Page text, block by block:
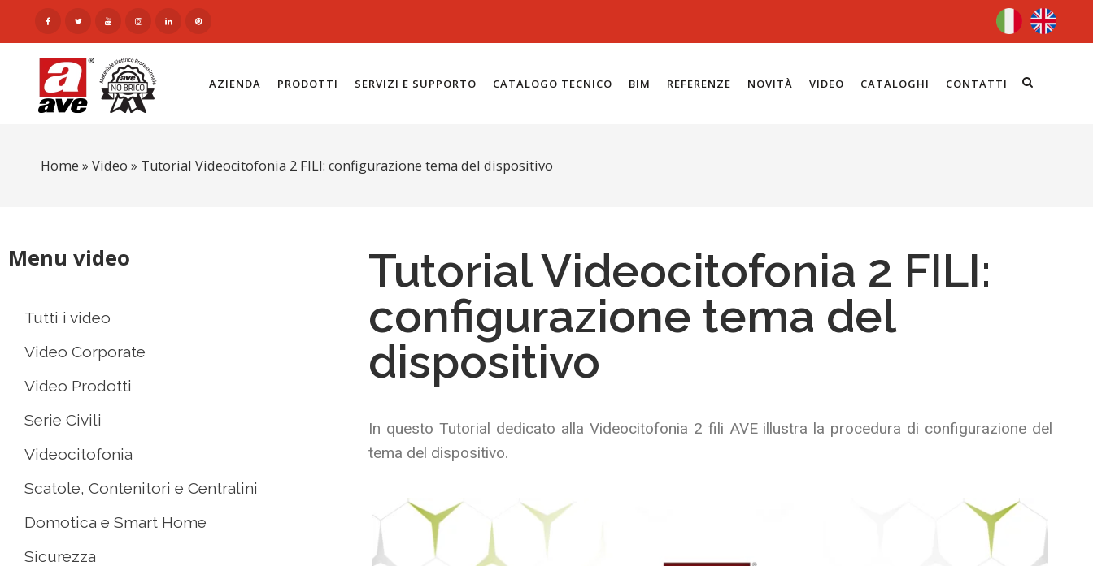
AZIENDA PRODOTTI SERVIZI E SUPPORTO CATALOGO TECNICO BIM REFERENZE NOVITÀ VIDEO CATALOGHI CONTATTI
Home » Video » Tutorial Videocitofonia 2 FILI: configurazione tema del dispositivo
Menu video
Tutti i video
Video Corporate
Video Prodotti
Serie Civili
Videocitofonia
Scatole, Contenitori e Centralini
Domotica e Smart Home
Sicurezza
Tutorial Videocitofonia 2 FILI:
configurazione tema del
dispositivo
In questo Tutorial dedicato alla Videocitofonia 2 fili AVE illustra la procedura di configurazione del
tema del dispositivo.